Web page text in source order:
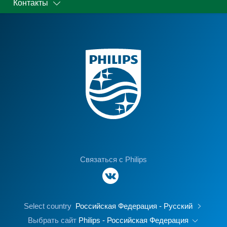
Контакты
Связаться с Philips
Select country Российская Федерация - Русский
Выбрать сайт Philips - Российская Федерация